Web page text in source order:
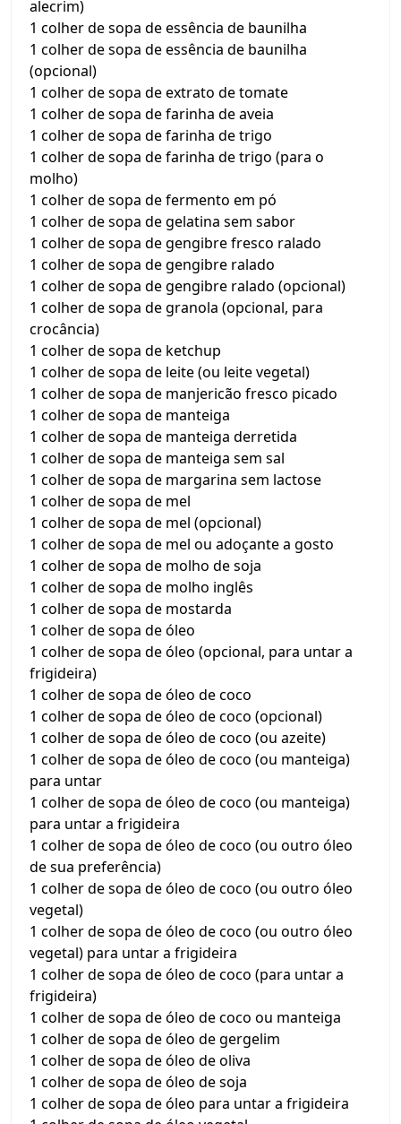
alecrim)
1 colher de sopa de essência de baunilha
1 colher de sopa de essência de baunilha
(opcional)
1 colher de sopa de extrato de tomate
1 colher de sopa de farinha de aveia
1 colher de sopa de farinha de trigo
1 colher de sopa de farinha de trigo (para o
molho)
1 colher de sopa de fermento em pó
1 colher de sopa de gelatina sem sabor
1 colher de sopa de gengibre fresco ralado
1 colher de sopa de gengibre ralado
1 colher de sopa de gengibre ralado (opcional)
1 colher de sopa de granola (opcional, para
crocância)
1 colher de sopa de ketchup
1 colher de sopa de leite (ou leite vegetal)
1 colher de sopa de manjericão fresco picado
1 colher de sopa de manteiga
1 colher de sopa de manteiga derretida
1 colher de sopa de manteiga sem sal
1 colher de sopa de margarina sem lactose
1 colher de sopa de mel
1 colher de sopa de mel (opcional)
1 colher de sopa de mel ou adoçante a gosto
1 colher de sopa de molho de soja
1 colher de sopa de molho inglês
1 colher de sopa de mostarda
1 colher de sopa de óleo
1 colher de sopa de óleo (opcional, para untar a
frigideira)
1 colher de sopa de óleo de coco
1 colher de sopa de óleo de coco (opcional)
1 colher de sopa de óleo de coco (ou azeite)
1 colher de sopa de óleo de coco (ou manteiga)
para untar
1 colher de sopa de óleo de coco (ou manteiga)
para untar a frigideira
1 colher de sopa de óleo de coco (ou outro óleo
de sua preferência)
1 colher de sopa de óleo de coco (ou outro óleo
vegetal)
1 colher de sopa de óleo de coco (ou outro óleo
vegetal) para untar a frigideira
1 colher de sopa de óleo de coco (para untar a
frigideira)
1 colher de sopa de óleo de coco ou manteiga
1 colher de sopa de óleo de gergelim
1 colher de sopa de óleo de oliva
1 colher de sopa de óleo de soja
1 colher de sopa de óleo para untar a frigideira